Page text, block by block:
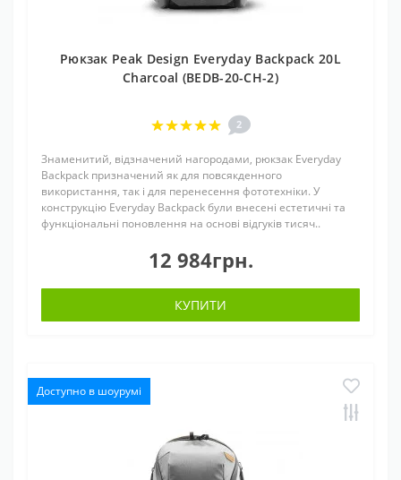
Рюкзак Peak Design Everyday Backpack 20L
Charcoal (BEDB-20-CH-2)
2
Знаменитий, відзначений нагородами, рюкзак Everyday
Backpack призначений як для повсякденного
використання, так і для перенесення фототехніки. У
конструкцію Everyday Backpack були внесені естетичні та
функціональні поновлення на основі відгуків тисяч..
12 984грн.
КУПИТИ
Доступно в шоурумі